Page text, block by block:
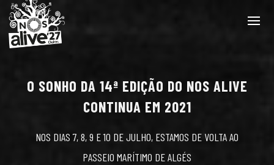
O SONHO DA 14ª EDIÇÃO DO NOS ALIVE
CONTINUA EM 2021
NOS DIAS 7, 8, 9 E 10 DE JULHO, ESTAMOS DE VOLTA AO
PASSEIO MARÍTIMO DE ALGÉS